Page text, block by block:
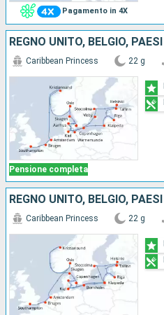
Pagamento in 4X
Pensione completa
Caribbean Princess 22 g
Caribbean Princess 22 g